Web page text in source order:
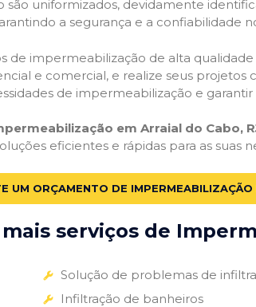
são uniformizados, devidamente
a segurança e a confiabilidade
de impermeabilização de alta
e comercial, e realize seus
de impermeabilização e
em Arraial do Cabo,
eficientes e rápidas para as suas
UM ORÇAMENTO DE
serviços de
Solução de problemas de
Infiltração de banheiros